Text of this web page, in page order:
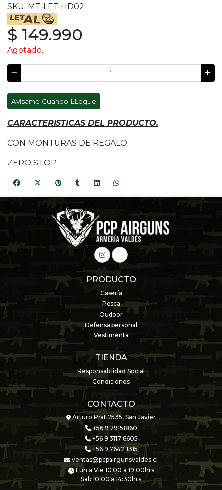
SKU: MT-LET-HD02
$ 149.990
Agotado.
Avísame Cuando LLegue
CARACTERISTICAS DEL PRODUCTO.
CON MONTURAS DE REGALO
ZERO STOP
PRODUCTO
Casería
Pesca
Oudoor
Defensa personal
Vestimenta
TIENDA
Responsabilidad Social
Condiciones
CONTACTO
Arturo Prat 2535, San Javier
+56 9 79151860
+56 9 3117 6605
+56 9 7642 1315
ventas@pcpairgunsvaldes.cl
Lun a Vie 10:00 a 19:00hrs
Sab 10:00 a 14:30hrs